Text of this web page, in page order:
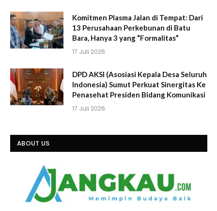
Komitmen Plasma Jalan di Tempat: Dari
13 Perusahaan Perkebunan di Batu
Bara, Hanya 3 yang “Formalitas”
17 Juli 2026
DPD AKSI (Asosiasi Kepala Desa Seluruh
Indonesia) Sumut Perkuat Sinergitas Ke
Penasehat Presiden Bidang Komunikasi
17 Juli 2026
ABOUT US